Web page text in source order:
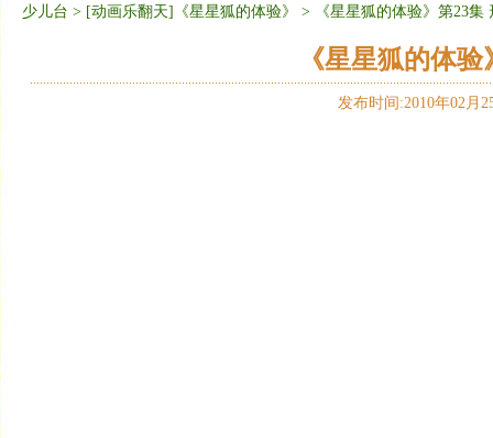
少儿台 > [动画乐翻天]《星星狐的体验》 > 《星星狐的体验》第23集
《星星狐的体
发布时间:2010年02月